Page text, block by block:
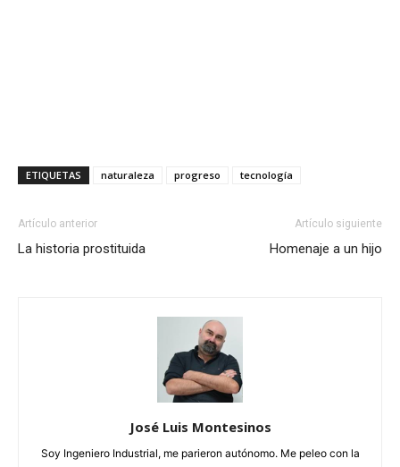
ETIQUETAS naturaleza progreso tecnología
Artículo anterior
La historia prostituida
Artículo siguiente
Homenaje a un hijo
José Luis Montesinos
Soy Ingeniero Industrial, me parieron autónomo. Me peleo con la